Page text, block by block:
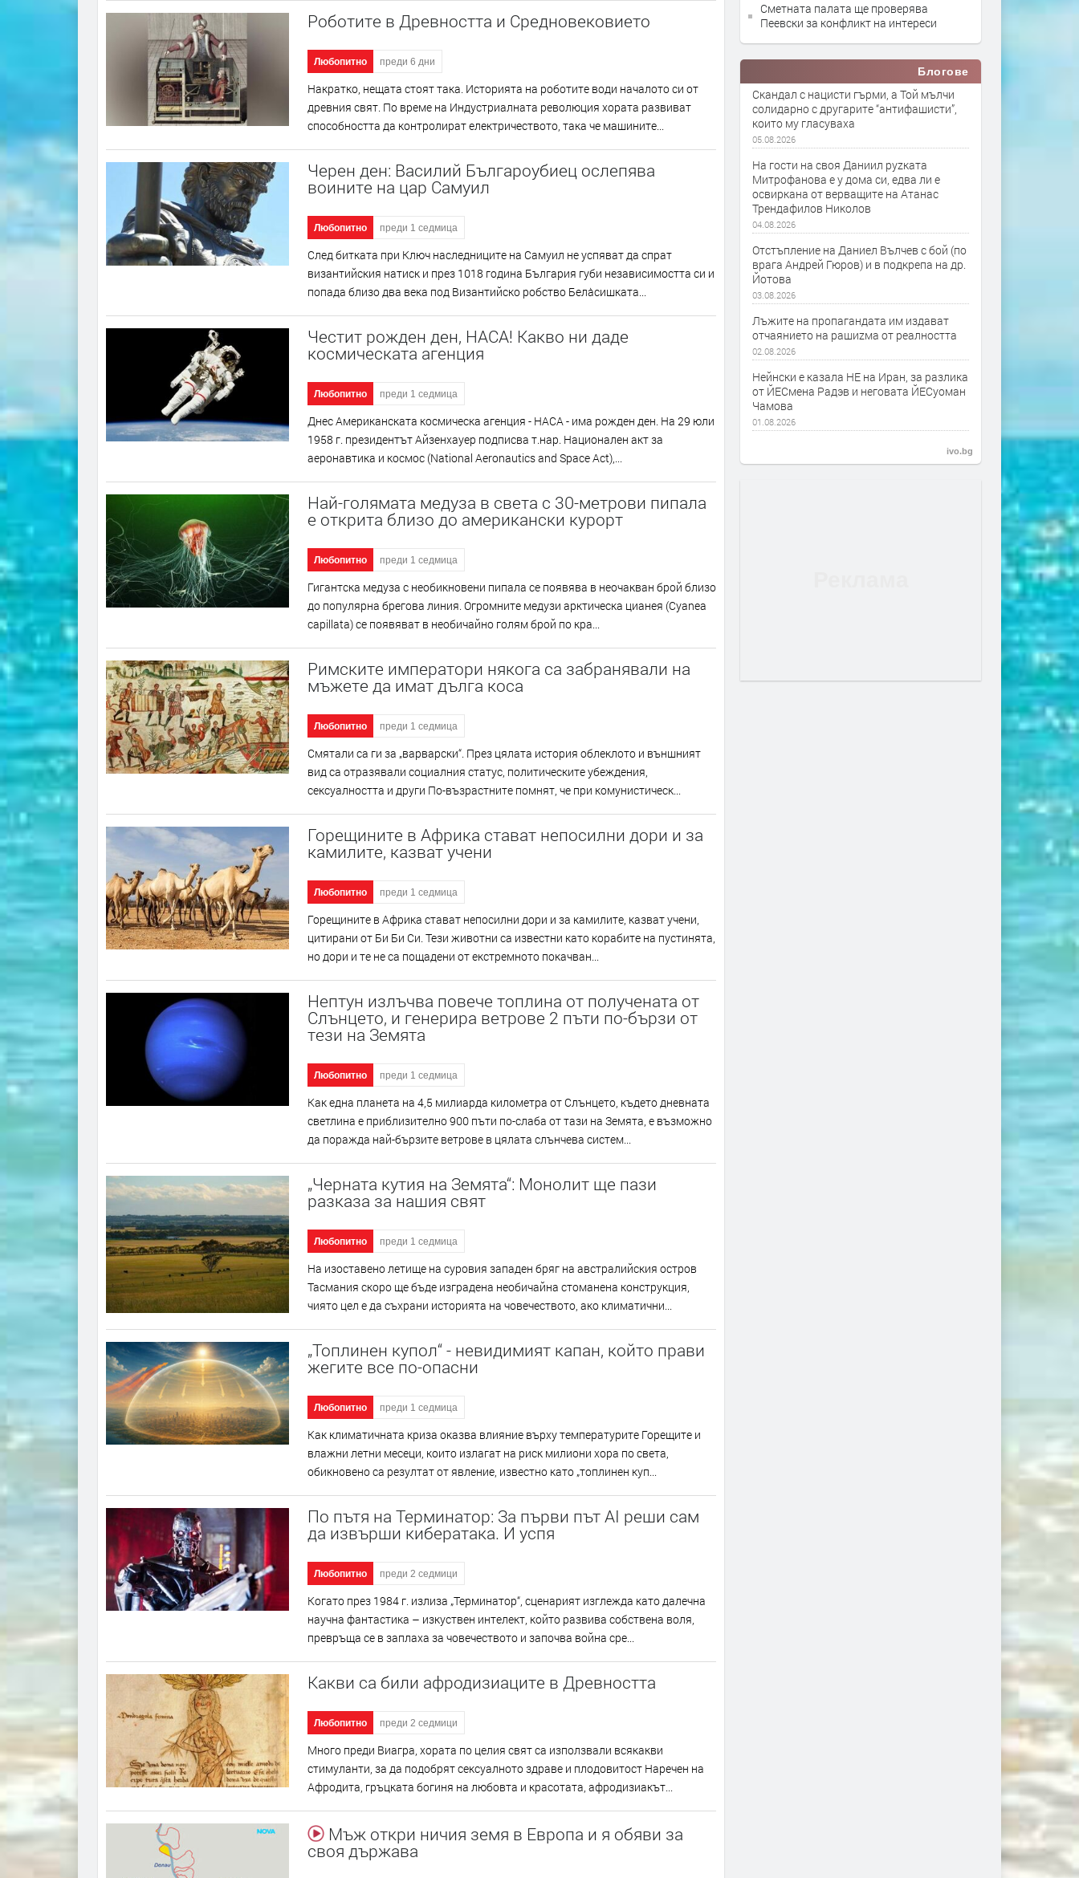
Роботите в Древността и Средновековието
Любопитно преди 6 дни
Накратко, нещата стоят така. Историята на роботите води началото си от
древния свят. По време на Индустриалната революция хората развиват
способността да контролират електричеството, така че машините...
Черен ден: Василий Българоубиец ослепява
воините на цар Самуил
Любопитно преди 1 седмица
След битката при Ключ наследниците на Самуил не успяват да спрат
византийския натиск и през 1018 година България губи независимостта си и
попада близо два века под Византийско робство Бела̀сишката...
Честит рожден ден, НАСА! Какво ни даде
космическата агенция
Любопитно преди 1 седмица
Днес Американската космическа агенция - НАСА - има рожден ден. На 29 юли
1958 г. президентът Айзенхауер подписва т.нар. Национален акт за
аеронавтика и космос (National Aeronautics and Space Act),...
Най-голямата медуза в света с 30-метрови пипала
е открита близо до американски курорт
Любопитно преди 1 седмица
Гигантска медуза с необикновени пипала се появява в неочакван брой близо
до популярна брегова линия. Огромните медузи арктическа цианея (Cyanea
capillata) се появяват в необичайно голям брой по кра...
Римските императори някога са забранявали на
мъжете да имат дълга коса
Любопитно преди 1 седмица
Смятали са ги за „варварски“. През цялата история облеклото и външният
вид са отразявали социалния статус, политическите убеждения,
сексуалността и други По-възрастните помнят, че при комунистическ...
Горещините в Африка стават непосилни дори и за
камилите, казват учени
Любопитно преди 1 седмица
Горещините в Африка стават непосилни дори и за камилите, казват учени,
цитирани от Би Би Си. Тези животни са известни като корабите на пустинята,
но дори и те не са пощадени от екстремното покачван...
Нептун излъчва повече топлина от получената от
Слънцето, и генерира ветрове 2 пъти по-бързи от
тези на Земята
Любопитно преди 1 седмица
Как една планета на 4,5 милиарда километра от Слънцето, където дневната
светлина е приблизително 900 пъти по-слаба от тази на Земята, е възможно
да поражда най-бързите ветрове в цялата слънчева систем...
„Черната кутия на Земята“: Монолит ще пази
разказа за нашия свят
Любопитно преди 1 седмица
На изоставено летище на суровия западен бряг на австралийския остров
Тасмания скоро ще бъде изградена необичайна стоманена конструкция,
чиято цел е да съхрани историята на човечеството, ако климатични...
„Топлинен купол“ - невидимият капан, който прави
жегите все по-опасни
Любопитно преди 1 седмица
Как климатичната криза оказва влияние върху температурите Горещите и
влажни летни месеци, които излагат на риск милиони хора по света,
обикновено са резултат от явление, известно като „топлинен куп...
По пътя на Терминатор: За първи път AI реши сам
да извърши кибератака. И успя
Любопитно преди 2 седмици
Когато през 1984 г. излиза „Терминатор“, сценарият изглежда като далечна
научна фантастика – изкуствен интелект, който развива собствена воля,
превръща се в заплаха за човечеството и започва война сре...
Какви са били афродизиаците в Древността
Любопитно преди 2 седмици
Много преди Виагра, хората по целия свят са използвали всякакви
стимуланти, за да подобрят сексуалното здраве и плодовитост Наречен на
Афродита, гръцката богиня на любовта и красотата, афродизиакът...
Мъж откри ничия земя в Европа и я обяви за
своя държава
Сметната палата ще провeрява
Пеевски за конфликт на интереси
Блогове
Скандал с нацисти гърми, а Той мълчи
солидарно с другарите “антифашисти”,
които му гласуваха
05.08.2026
На гости на своя Даниил руzката
Митрофанова е у дома си, едва ли е
освиркана от верващите на Атанас
Трендафилов Николов
04.08.2026
Отстъпление на Даниел Вълчев с бой (по
врага Андрей Гюров) и в подкрепа на др.
Йотова
03.08.2026
Лъжите на пропагандата им издават
отчаянието на рашиzма от реалността
02.08.2026
Нейнски е казала НЕ на Иран, за разлика
от ЙЕСмена Радэв и неговата ЙЕСуоман
Чамова
01.08.2026
ivo.bg